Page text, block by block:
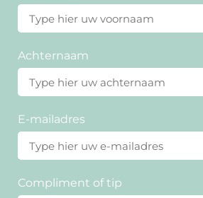
Achternaam
E-mailadres
Compliment of tip